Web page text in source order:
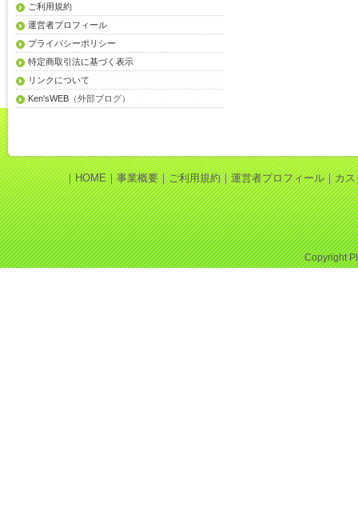
ご利用規約
運営者プロフィール
プライバシーポリシー
特定商取引法に基づく表示
リンクについて
Ken'sWEB （外部ブログ）
｜HOME｜事業概要｜ご利用規約｜運営者プロフィール｜カス
Copyright